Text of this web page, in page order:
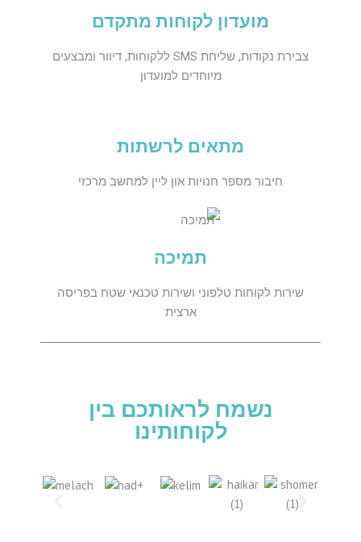
מועדון לקוחות מתקדם
צבירת נקודות, שליחת SMS ללקוחות, דיוור ומבצעים
מיוחדים למועדון
מתאים לרשתות
חיבור מספר חנויות און ליין למחשב מרכזי
תמיכה
שירות לקוחות טלפוני ושירות טכנאי שטח בפריסה
ארצית
נשמח לראותכם בין
לקוחותינו